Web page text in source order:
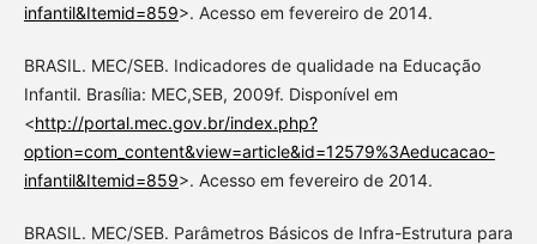
infantil&Itemid=859>. Acesso em fevereiro de 2014.
BRASIL. MEC/SEB. Indicadores de qualidade na Educação
Infantil. Brasília: MEC,SEB, 2009f. Disponível em
<http://portal.mec.gov.br/index.php?
option=com_content&view=article&id=12579%3Aeducacao-
infantil&Itemid=859>. Acesso em fevereiro de 2014.
BRASIL. MEC/SEB. Parâmetros Básicos de Infra-Estrutura para